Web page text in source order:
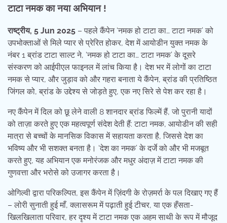
टाटा नमक का नया अभियान !
राष्ट्रीय, 5 Jun 2025 – पहले कैंपेन ‘नमक हो टाटा का… टाटा नमक’ को
उपभोक्ताओं से मिले प्यार से प्रेरित होकर, देश में आयोडीन युक्त नमक के
नंबर 1 ब्रांड टाटा साल्ट ने, ‘नमक हो टाटा का… टाटा नमक’ के दूसरे
संस्करण को आईपीएल फाइनल में लांच किया है। देश भर में लोगों का टाटा
नमक से प्यार, और जुड़ाव को और गहरा बनाता ये कैंपेन, ब्रांड की प्रतिष्ठित
जिंगल को, ब्रांड के उद्देश्य से जोड़ते हुए, एक नए सिरे से पेश कर रहा है।
नए कैंपेन में दिल को छू लेने वाली 8 शानदार ब्रांड फिल्में हैं, जो पुरानी यादों
को ताज़ा करते हुए एक महत्वपूर्ण संदेश देती हैं: टाटा नमक, आयोडीन की सही
मात्रा से बच्चों के मानसिक विकास में सहायता करता है, जिससे देश का
भविष्य और भी सशक्त बनता है। ‘देश का नमक’ के दर्जे को और भी मजबूत
करते हुए, यह अभियान एक मनोरंजक और मधुर अंदाज़ में टाटा नमक की
गुणवत्ता और भरोसे को उजागर करता है।
ओगिल्वी द्वारा परिकल्पित, इस कैंपेन में ज़िंदगी के रोज़मर्रा के पल दिखाए गए हैं
– लोरी सुनाती हुई माँ, क्लासरूम में पढ़ाती हुई टीचर, या एक हँसता-
खिलखिलाता परिवार, हर दृश्य में टाटा नमक एक अहम साथी के रूप में मौजूद